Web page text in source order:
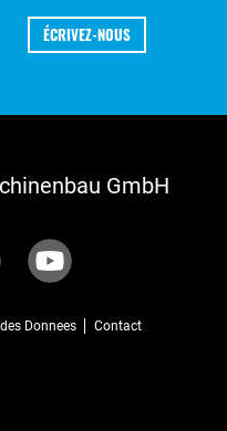
ÉCRIVEZ-NOUS
GmbH
Donnees Contact